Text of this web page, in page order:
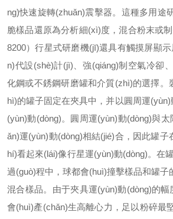
ng)快速旋轉(zhuǎn)震擊器。這種多用
脆樣品還原為分析細(xì)度，混合粉末或制備
8200）行星式研磨機(jī)還具有觸摸屏顯示
n)代設(shè)計(jì)、強(qiáng)制空氣冷卻
化鋼或不銹鋼研磨罐和介質(zhì)的選擇
hì)的罐子固定在夾具中，并以圓周運
(yùn)動(dòng)。圓周運(yùn)動(dòng)
ǎn)運(yùn)動(dòng)相結(jié)合，因此罐
hí)看起來(lái)像行星運(yùn)動(dòng)。在
過(guò)程中，球都會(huì)撞擊樣品和罐子的
混合樣品。由于夾具運(yùn)動(dòng)的幅
會(huì)產(chǎn)生高離心力，足以粉碎